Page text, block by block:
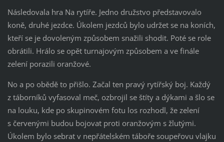
Následovala hra Na rytíře. Jedno družstvo představovalo
koně, druhé jezdce. Úkolem jezdců bylo udržet se na koních,
kteří se je dovoleným způsobem snažili shodit. Poté se role
obrátili. Hrálo se opět turnajovým způsobem a ve finále
zelení porazili oranžové.
No a po obědě to přišlo. Začal ten pravý rytířský boj. Každý
z táborníků vyfasoval meč, ozbrojil se štíty a dýkami a šlo se
na louku, kde po skupinovém fotu los rozhodl, že zelení
s červenými budou bojovat proti oranžovým s žlutými.
Úkolem bylo sebrat v nepřátelském táboře soupeřovu vlajku